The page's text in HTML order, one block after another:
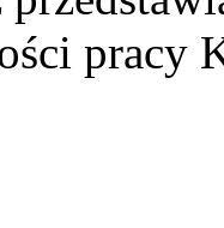
pracy